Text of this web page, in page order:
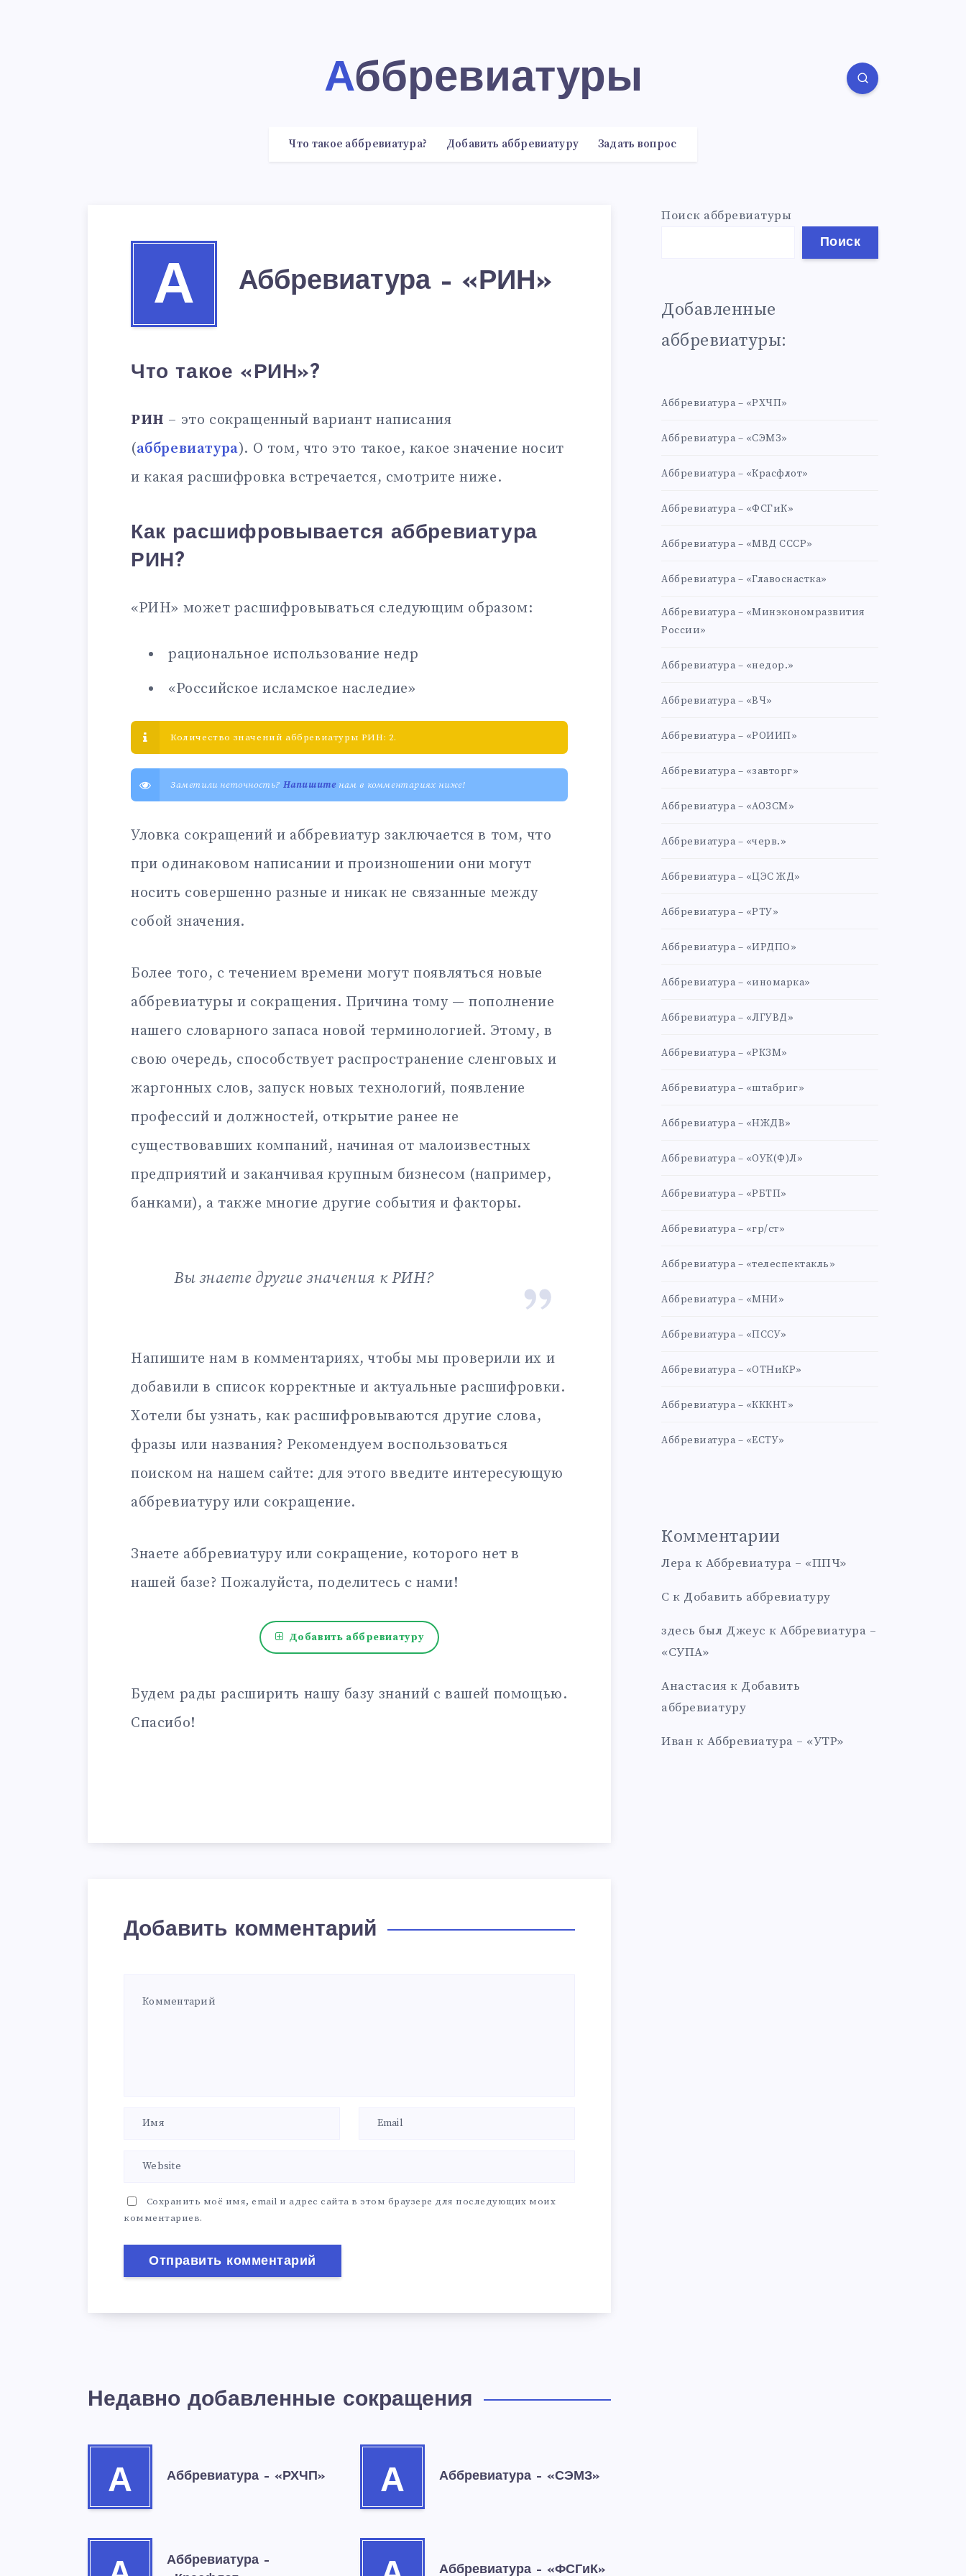
Аббревиатуры
Что такое аббревиатура? Добавить аббревиатуру Задать вопрос
А Аббревиатура – «РИН»
Что такое «РИН»?
РИН – это сокращенный вариант написания
(аббревиатура). О том, что это такое, какое значение носит
и какая расшифровка встречается, смотрите ниже.
Как расшифровывается аббревиатура
РИН?
«РИН» может расшифровываться следующим образом:
рациональное использование недр
«Российское исламское наследие»
Количество значений аббревиатуры РИН: 2.
Заметили неточность? Напишитенам в комментариях ниже!
Уловка сокращений и аббревиатур заключается в том, что
при одинаковом написании и произношении они могут
носить совершенно разные и никак не связанные между
собой значения.
Более того, с течением времени могут появляться новые
аббревиатуры и сокращения. Причина тому — пополнение
нашего словарного запаса новой терминологией. Этому, в
свою очередь, способствует распространение сленговых и
жаргонных слов, запуск новых технологий, появление
профессий и должностей, открытие ранее не
существовавших компаний, начиная от малоизвестных
предприятий и заканчивая крупным бизнесом (например,
банками), а также многие другие события и факторы.
Вы знаете другие значения к РИН?
Напишите нам в комментариях, чтобы мы проверили их и
добавили в список корректные и актуальные расшифровки.
Хотели бы узнать, как расшифровываются другие слова,
фразы или названия? Рекомендуем воспользоваться
поиском на нашем сайте: для этого введите интересующую
аббревиатуру или сокращение.
Знаете аббревиатуру или сокращение, которого нет в
нашей базе? Пожалуйста, поделитесь с нами!
Добавить аббревиатуру
Будем рады расширить нашу базу знаний с вашей помощью.
Спасибо!
Добавить комментарий
Сохранить моё имя, email и адрес сайта в этом браузере для последующих моих
комментариев.
Недавно добавленные сокращения
А Аббревиатура – «РХЧП» А Аббревиатура – «СЭМЗ»
Аббревиатура –
Аббревиатура – «ФСГиК»
Поиск аббревиатуры
Поиск
Добавленные
аббревиатуры:
Аббревиатура – «РХЧП»
Аббревиатура – «СЭМЗ»
Аббревиатура – «Красфлот»
Аббревиатура – «ФСГиК»
Аббревиатура – «МВД СССР»
Аббревиатура – «Главоснастка»
Аббревиатура – «Минэкономразвития
России»
Аббревиатура – «недор.»
Аббревиатура – «ВЧ»
Аббревиатура – «РОИИП»
Аббревиатура – «завторг»
Аббревиатура – «АОЗСМ»
Аббревиатура – «черв.»
Аббревиатура – «ЦЭС ЖД»
Аббревиатура – «РТУ»
Аббревиатура – «ИРДПО»
Аббревиатура – «иномарка»
Аббревиатура – «ЛГУВД»
Аббревиатура – «РКЗМ»
Аббревиатура – «штабриг»
Аббревиатура – «НЖДВ»
Аббревиатура – «ОУК(Ф)Л»
Аббревиатура – «РБТП»
Аббревиатура – «гр/ст»
Аббревиатура – «телеспектакль»
Аббревиатура – «МНИ»
Аббревиатура – «ПССУ»
Аббревиатура – «ОТНиКР»
Аббревиатура – «КККНТ»
Аббревиатура – «ЕСТУ»
Комментарии
Лера к Аббревиатура – «ППЧ»
С к Добавить аббревиатуру
здесь был Джеус к Аббревиатура –
«СУПА»
Анастасия к Добавить
аббревиатуру
Иван к Аббревиатура – «УТР»